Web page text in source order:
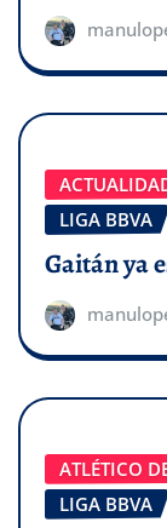
LIGA BBVA
Gaitán ya
ATLÉTICO
LIGA BBVA